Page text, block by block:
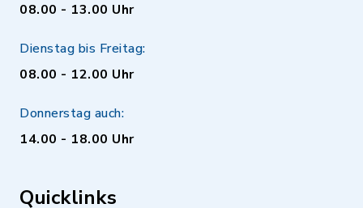
08.00 - 13.00 Uhr
Dienstag bis Freitag:
08.00 - 12.00 Uhr
Donnerstag auch:
14.00 - 18.00 Uhr
Quicklinks